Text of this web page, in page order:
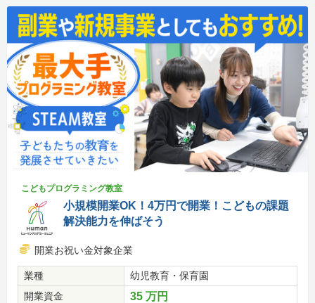
こどもプログラミング教室
小規模開業OK！4万円で開業！こどもの課題
解決能力を伸ばそう
開業お祝い金対象企業
業種
幼児教育・保育園
開業資金
35 万円